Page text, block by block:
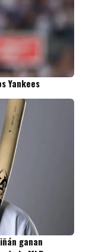
Yankees
ganan